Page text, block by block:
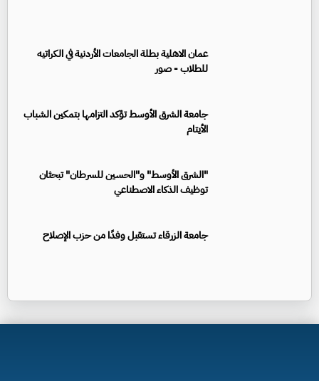
عمان الاهلية بطلة الجامعات الأردنية في الكراتيه
للطلاب - صور
جامعة الشرق الأوسط تؤكد التزامها بتمكين الشباب
الأيتام
"الشرق الأوسط" و"الحسين للسرطان" تبحثان
توظيف الذكاء الاصطناعي
جامعة الزرقاء تستقبل وفدًا من حزب الإصلاح